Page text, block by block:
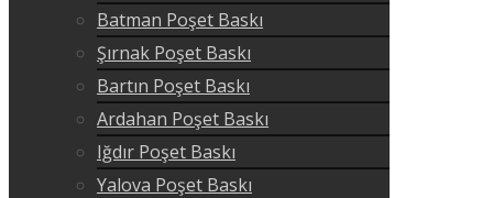
Batman Poşet Baskı
Şırnak Poşet Baskı
Bartın Poşet Baskı
Ardahan Poşet Baskı
Iğdır Poşet Baskı
Yalova Poşet Baskı